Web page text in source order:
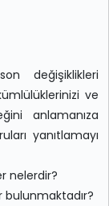
değişiklikleri
ve
anlamanıza
yanıtlamayı
nelerdir?
bulunmaktadır?